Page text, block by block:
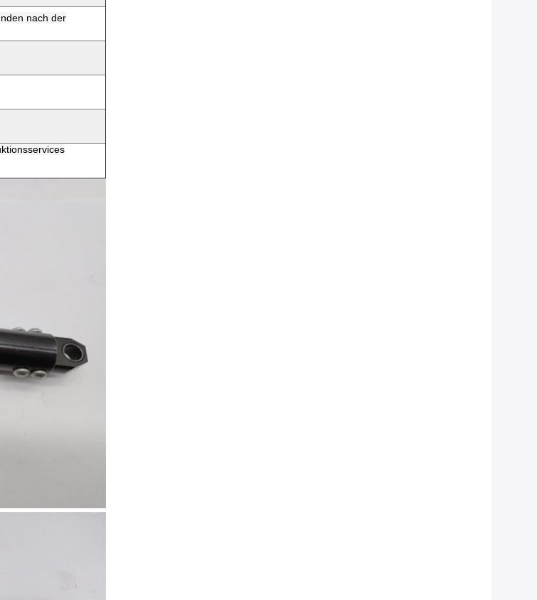
nach der